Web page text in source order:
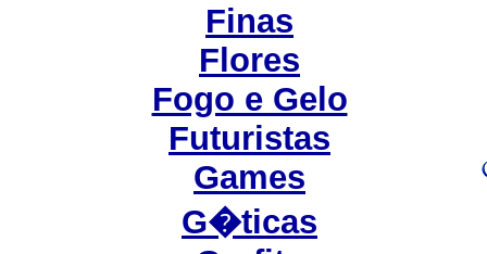
Finas
Flores
Fogo e Gelo
Futuristas
Games
G�ticas